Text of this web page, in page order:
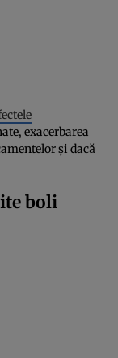
exacerbarea
și dacă
boli